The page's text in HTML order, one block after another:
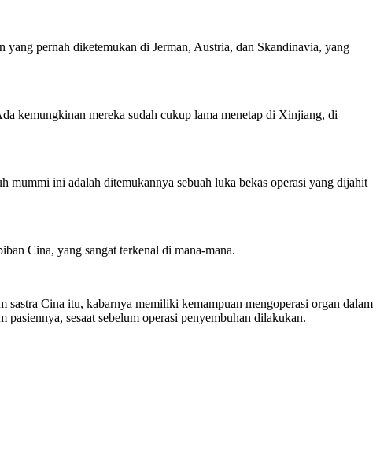
pernah diketemukan di Jerman, Austria, dan Skandinavia, yang
kemungkinan mereka sudah cukup lama menetap di Xinjiang, di
mummi ini adalah ditemukannya sebuah luka bekas operasi yang dijahit
Cina, yang sangat terkenal di mana-mana.
Cina itu, kabarnya memiliki kemampuan mengoperasi organ dalam
sesaat sebelum operasi penyembuhan dilakukan.